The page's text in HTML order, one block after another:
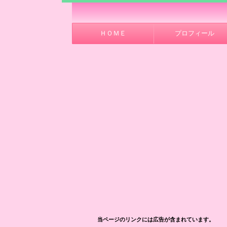
ＨＯＭＥ プロフィール
当ページのリンクには広告が含まれています。